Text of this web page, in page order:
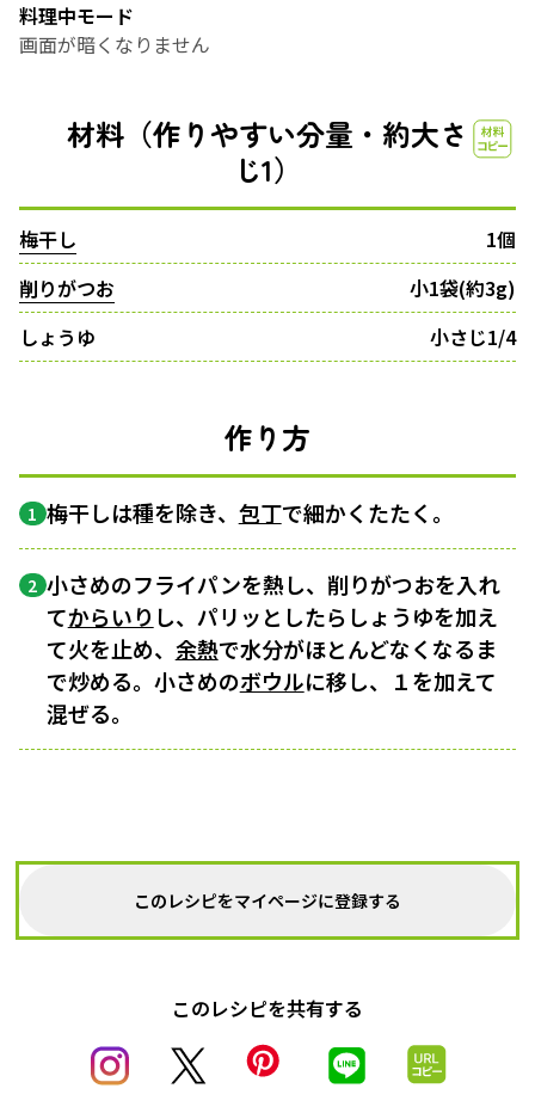
料理中モード
画面が暗くなりません
材料（作りやすい分量・約大さ
じ1）
梅干し
1個
削りがつお
小1袋(約3g)
しょうゆ
小さじ1/4
作り方
1 梅干しは種を除き、 包丁で細かくたたく。
2 小さめのフライパンを熱し、削りがつおを入れ
てからいり し、パリッとしたらしょうゆを加え
て火を止め、 余熱で水分がほとんどなくなるま
で炒める。小さめのボウルに移し、１を加えて
混ぜる。
このレシピをマイページに登録する
このレシピを共有する